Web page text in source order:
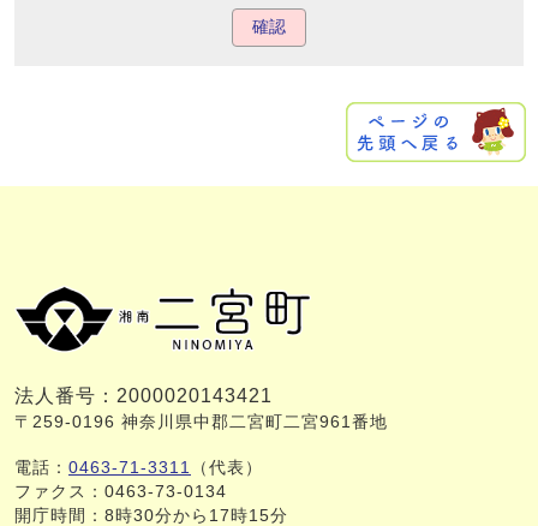
確認
法人番号：2000020143421
〒259-0196 神奈川県中郡二宮町二宮961番地
電話： 0463-71-3311
（代表）
ファクス：0463-73-0134
開庁時間：8時30分から17時15分